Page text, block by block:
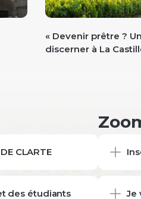
« Devenir prêtre ?
discerner à La
CLARTE
des étudiants Je